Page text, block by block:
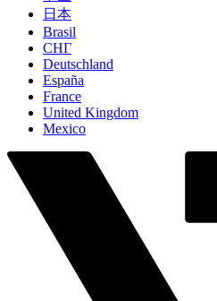
日本
Brasil
СНГ
Deutschland
España
France
United Kingdom
Mexico